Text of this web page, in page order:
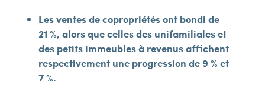
Les ventes de copropriétés ont bondi de
21 %, alors que celles des unifamiliales et
des petits immeubles à revenus affichent
respectivement une progression de 9 % et
7 %.